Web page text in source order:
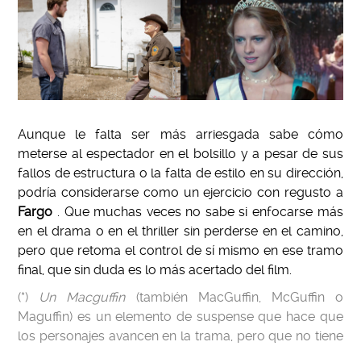
Aunque le falta ser más arriesgada sabe cómo
meterse al espectador en el bolsillo y a pesar de sus
fallos de estructura o la falta de estilo en su dirección,
podría considerarse como un ejercicio con regusto a
Fargo . Que muchas veces no sabe si enfocarse más
en el drama o en el thriller sin perderse en el camino,
pero que retoma el control de sí mismo en ese tramo
final, que sin duda es lo más acertado del film.
(*) Un Macguffin(también MacGuffin, McGuffin o
Maguffin) es un elemento de suspense que hace que
los personajes avancen en la trama, pero que no tiene